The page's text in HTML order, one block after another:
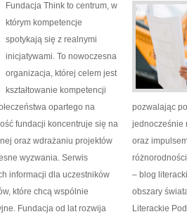
Fundacja Think to centrum, w
którym kompetencje
spotykają się z realnymi
inicjatywami. To nowoczesna
organizacja, której celem jest
kształtowanie kompetencji
opartego na
fundacji koncentruje się na
oraz wdrażaniu projektów
wyzwania. Serwis
informacji dla uczestników
które chcą wspólnie
Fundacja od lat rozwija
pozwalając
jednocześnie
oraz
– blog
obszary
Literackie